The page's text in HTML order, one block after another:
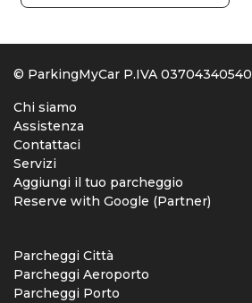
© ParkingMyCar P.IVA 03704340540
Chi siamo
Assistenza
Contattaci
Servizi
Aggiungi il tuo parcheggio
Reserve with Google (Partner)
Parcheggi Città
Parcheggi Aeroporto
Parcheggi Porto